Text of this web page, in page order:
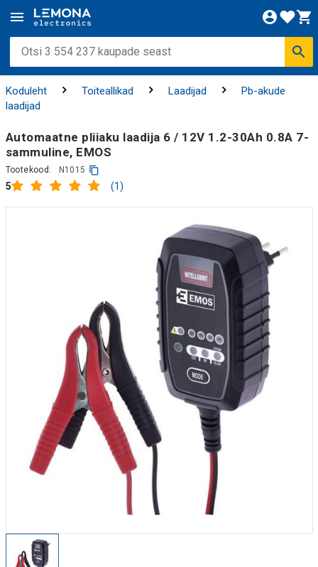
Koduleht Toiteallikad Laadijad
Pb-akude
laadijad
Automaatne pliiaku laadija 6 / 12V 1.2-30Ah 0.8A 7-
sammuline, EMOS
5 (1)
Tootekood: N1015